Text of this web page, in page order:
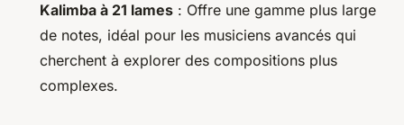
Kalimba à 21 lames : Offre une gamme plus large
de notes, idéal pour les musiciens avancés qui
cherchent à explorer des compositions plus
complexes.